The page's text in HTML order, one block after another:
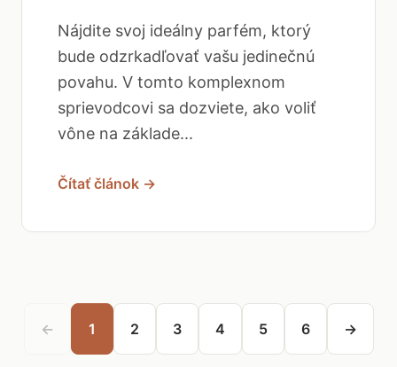
Nájdite svoj ideálny parfém, ktorý
bude odzrkadľovať vašu jedinečnú
povahu. V tomto komplexnom
sprievodcovi sa dozviete, ako voliť
vône na základe...
Čítať článok →
← 1 2 3 4 5 6 →